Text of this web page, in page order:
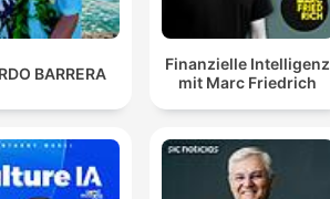
BARRERA
Finanzielle Intelligenz
mit Marc Friedrich